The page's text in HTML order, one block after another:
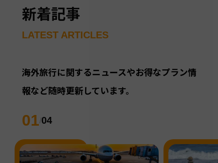
新着記事
LATEST ARTICLES
海外旅行に関するニュースやお得なプラン情
報など随時更新しています。
01/04